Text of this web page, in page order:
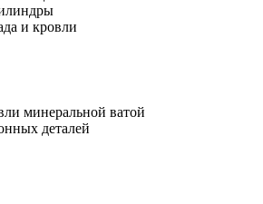
и кровли
минеральной ватой
деталей